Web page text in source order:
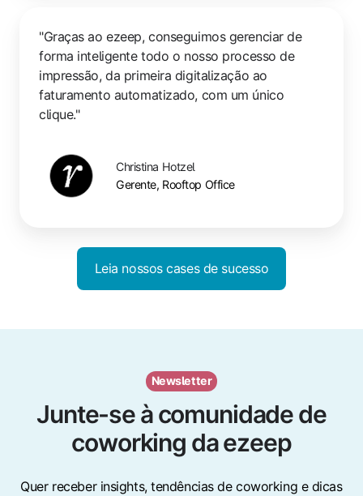
"Graças ao ezeep, conseguimos gerenciar de
forma inteligente todo o nosso processo de
impressão, da primeira digitalização ao
faturamento automatizado, com um único
clique."
Christina Hotzel
Gerente, Rooftop Office
Leia nossos cases de sucesso
Newsletter
Junte-se à comunidade de
coworking da ezeep
Quer receber insights, tendências de coworking e dicas